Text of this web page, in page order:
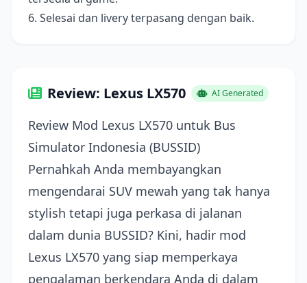
6. Selesai dan livery terpasang dengan baik.
Review: Lexus LX570 AI Generated
Review Mod Lexus LX570 untuk Bus
Simulator Indonesia (BUSSID)
Pernahkah Anda membayangkan
mengendarai SUV mewah yang tak hanya
stylish tetapi juga perkasa di jalanan
dalam dunia BUSSID? Kini, hadir mod
Lexus LX570 yang siap memperkaya
pengalaman berkendara Anda di dalam